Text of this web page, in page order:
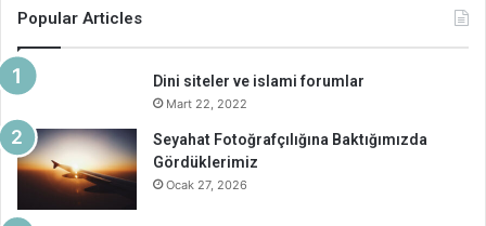
Popular Articles
Dini siteler ve islami forumlar
Mart 22, 2022
Seyahat Fotoğrafçılığına Baktığımızda
Gördüklerimiz
Ocak 27, 2026